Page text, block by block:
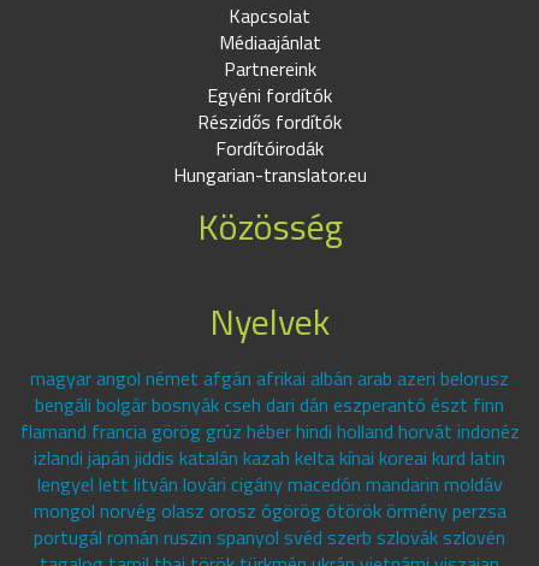
Kapcsolat
Médiaajánlat
Partnereink
Egyéni fordítók
Részidős fordítók
Fordítóirodák
Hungarian-translator.eu
Közösség
Nyelvek
magyar angol német afgán afrikai albán arab azeri belorusz
bengáli bolgár bosnyák cseh dari dán eszperantó észt finn
flamand francia görög grúz héber hindi holland horvát indonéz
izlandi japán jiddis katalán kazah kelta kínai koreai kurd latin
lengyel lett litván lovári cigány macedón mandarin moldáv
mongol norvég olasz orosz ógörög ótörök örmény perzsa
portugál román ruszin spanyol svéd szerb szlovák szlovén